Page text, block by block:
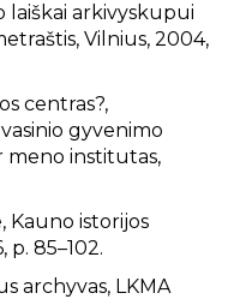
laiškai arkivyskupui
Vilnius, 2004,
centras?,
gyvenimo
meno institutas,
Kauno istorijos
p. 85–102.
archyvas, LKMA